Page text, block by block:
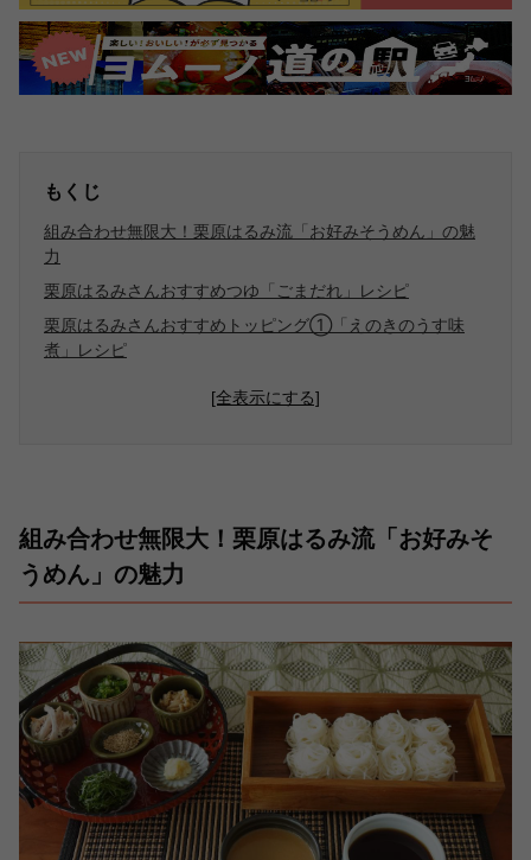
もくじ
組み合わせ無限大！栗原はるみ流「お好みそうめん」の魅
力
栗原はるみさんおすすめつゆ「ごまだれ」レシピ
栗原はるみさんおすすめトッピング①「えのきのうす味
煮」レシピ
[全表示にする]
組み合わせ無限大！栗原はるみ流「お好みそ
うめん」の魅力